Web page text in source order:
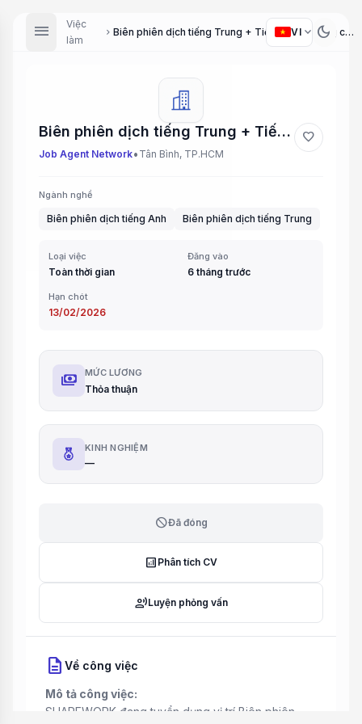
menu
Việc
làm
chevron_right Biên phiên dịch tiếng Trung + Tiếng Anh (Trung cấp) (Chinese + English Translator (Intermediate))
VI expand_more dark_mode
Biên phiên dịch tiếng Trung + Tiếng Anh (Trung cấp) (Chinese + English Translator (Intermediate))
Job Agent Network• Tân Bình, TP.HCM
favorite
Ngành nghề
Biên phiên dịch tiếng Anh Biên phiên dịch tiếng Trung
Loại việc
Toàn thời gian
Đăng vào
6 tháng trước
Hạn chót
13/02/2026
payments MỨC LƯƠNG
Thỏa thuận
KINH NGHIỆM
—
blockĐã đóng
analytics Phân tích CV
record_voice_overLuyện phỏng vấn
description Về công việc
Mô tả công việc:
SHAREWORK đang tuyển dụng vị trí Biên phiên